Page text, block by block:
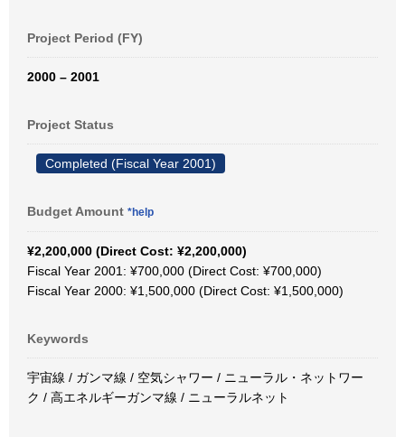
Project Period (FY)
2000 – 2001
Project Status
Completed (Fiscal Year 2001)
Budget Amount *help
¥2,200,000 (Direct Cost: ¥2,200,000)
Fiscal Year 2001: ¥700,000 (Direct Cost: ¥700,000)
Fiscal Year 2000: ¥1,500,000 (Direct Cost: ¥1,500,000)
Keywords
宇宙線 / ガンマ線 / 空気シャワー / ニューラル・ネットワー
ク / 高エネルギーガンマ線 / ニューラルネット